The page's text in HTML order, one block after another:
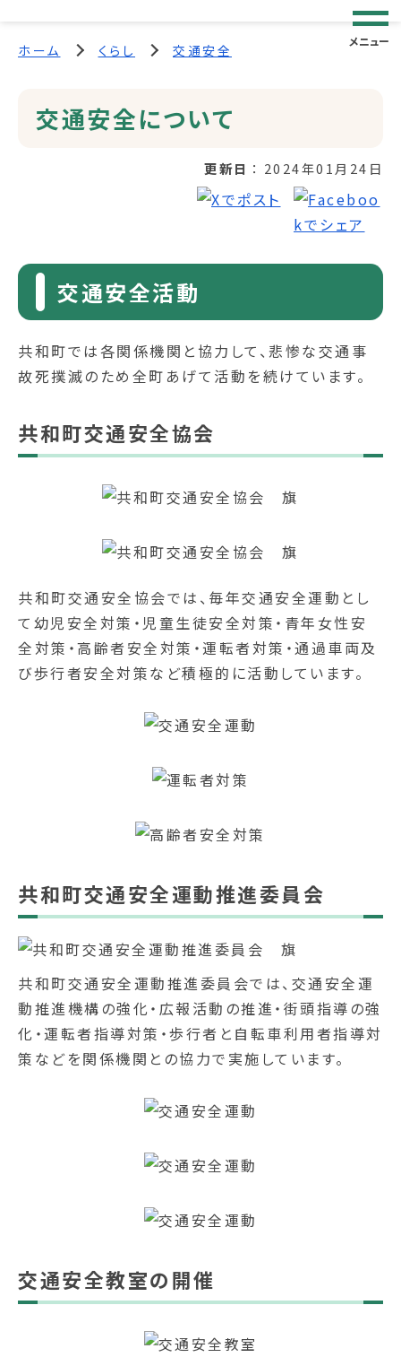
メニュー
ホーム くらし 交通安全
交通安全について
更新日 2024年01月24日
交通安全活動
共和町では各関係機関と協力して、悲惨な交通事
故死撲滅のため全町あげて活動を続けています。
共和町交通安全協会
共和町交通安全協会では、毎年交通安全運動とし
て幼児安全対策・児童生徒安全対策・青年女性安
全対策・高齢者安全対策・運転者対策・通過車両及
び歩行者安全対策など積極的に活動しています。
共和町交通安全運動推進委員会
共和町交通安全運動推進委員会では、交通安全運
動推進機構の強化・広報活動の推進・街頭指導の強
化・運転者指導対策・歩行者と自転車利用者指導対
策などを関係機関との協力で実施しています。
交通安全教室の開催